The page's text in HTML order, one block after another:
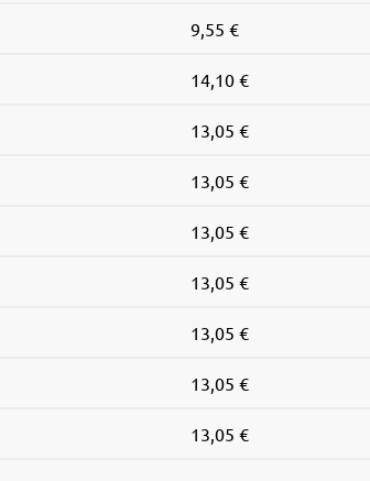
9,55 €
14,10 €
13,05 €
13,05 €
13,05 €
13,05 €
13,05 €
13,05 €
13,05 €